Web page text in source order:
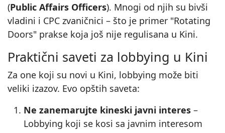
(Public Affairs Officers). Mnogi od njih su bivši
vladini i CPC zvaničnici – što je primer "Rotating
Doors" prakse koja još nije regulisana u Kini.
Praktični saveti za lobbying u Kini
Za one koji su novi u Kini, lobbying može biti
veliki izazov. Evo opštih saveta:
Ne zanemarujte kineski javni interes –
Lobbying koji se kosi sa javnim interesom